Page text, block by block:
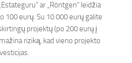
ar „Röntgen“ leidžia
100 eurų. Su 10 000 eurų galite
projektų (po 200 eurų į
riziką, kad vieno projekto